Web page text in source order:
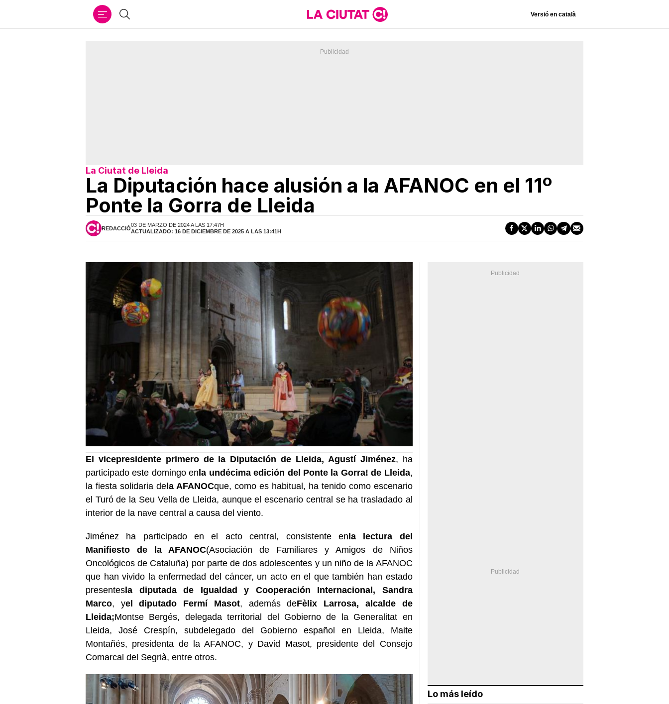
Buscar Versió en català
La Ciutat de Lleida
La Diputación hace alusión a la AFANOC en el 11º
Ponte la Gorra de Lleida
REDACCIÓ
03 DE MARZO DE 2024 A LAS 17:47H
ACTUALIZADO: 16 DE DICIEMBRE DE 2025 A LAS 13:41H
El vicepresidente primero de la Diputación de Lleida, Agustí Jiménez, ha
participado este domingo enla undécima edición del Ponte la Gorra! de Lleida,
la fiesta solidaria dela AFANOCque, como es habitual, ha tenido como escenario
el Turó de la Seu Vella de Lleida, aunque el escenario central se ha trasladado al
interior de la nave central a causa del viento.
Jiménez ha participado en el acto central, consistente enla lectura del
Manifiesto de la AFANOC(Asociación de Familiares y Amigos de Niños
Oncológicos de Cataluña) por parte de dos adolescentes y un niño de la AFANOC
que han vivido la enfermedad del cáncer, un acto en el que también han estado
presentesla diputada de Igualdad y Cooperación Internacional, Sandra
Marco, yel diputado Fermí Masot, además deFèlix Larrosa, alcalde de
Lleida;Montse Bergés, delegada territorial del Gobierno de la Generalitat en
Lleida, José Crespín, subdelegado del Gobierno español en Lleida, Maite
Montañés, presidenta de la AFANOC, y David Masot, presidente del Consejo
Comarcal del Segrià, entre otros.
Lo más leído